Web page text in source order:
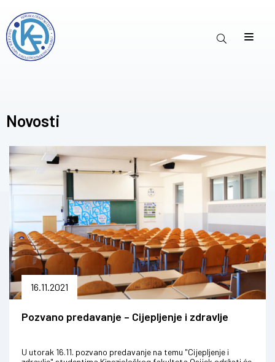
Novosti
16.11.2021
Pozvano predavanje – Cijepljenje i zdravlje
U utorak 16.11. pozvano predavanje na temu "Cijepljenje i